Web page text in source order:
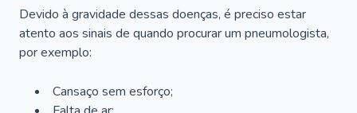
Devido à gravidade dessas doenças, é preciso estar
atento aos sinais de quando procurar um pneumologista,
por exemplo:
Cansaço sem esforço;